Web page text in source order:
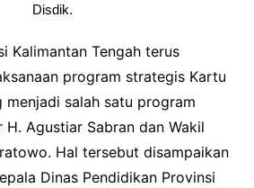
Disdik.
Kalimantan Tengah terus
program strategis Kartu
menjadi salah satu program
H. Agustiar Sabran dan Wakil
Hal tersebut disampaikan
Dinas Pendidikan Provinsi